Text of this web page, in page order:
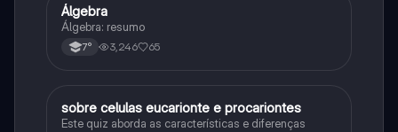
Matematica
Álgebra
Álgebra: resumo
7° 3,246 65
Biologia
sobre celulas eucarionte e procariontes
Este quiz aborda as características e diferenças